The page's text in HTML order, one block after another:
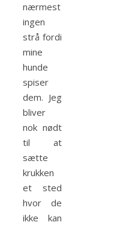
nærmest
ingen
strå fordi
mine
hunde
spiser
dem. Jeg
bliver
nok nødt
til at
sætte
krukken
et sted
hvor de
ikke kan